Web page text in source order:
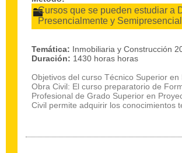
Cursos que se pueden estudiar a
Presencialmente y
Temática: Inmobiliaria y Construcción
Duración: 1430 horas horas
Objetivos del curso Técnico Superior en
Obra Civil: El curso preparatorio de
Profesional de Grado Superior en
Civil permite adquirir los conocimientos